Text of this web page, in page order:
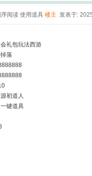
阅读 使用道具 楼主 发表于:
礼包玩法西游
落
初道人
键道具